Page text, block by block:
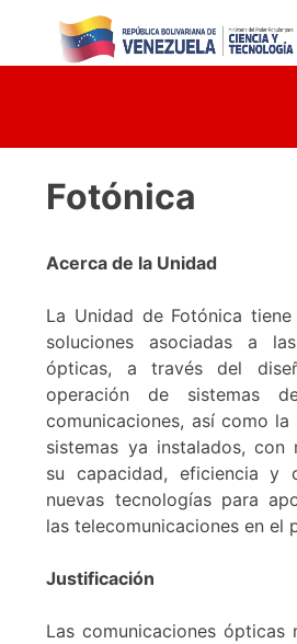
content
Fotónica
Acerca de la Unidad
La Unidad de Fotónica
soluciones asociadas a
ópticas, a través del
operación de sistemas
comunicaciones, así como
sistemas ya instalados, con
su capacidad, eficiencia y
nuevas tecnologías para
las telecomunicaciones en el
Justificación
Las comunicaciones ópticas